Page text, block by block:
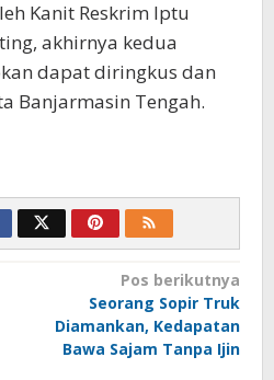
Kanit Reskrim Iptu
akhirnya kedua
dapat diringkus dan
Banjarmasin Tengah.
Pos berikutnya
Seorang Sopir Truk
Diamankan, Kedapatan
Bawa Sajam Tanpa Ijin